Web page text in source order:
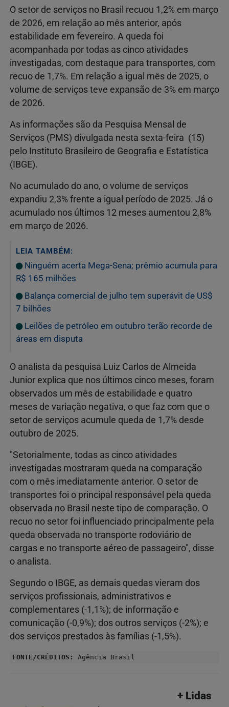
O setor de serviços no Brasil recuou 1,2% em março
de 2026, em relação ao mês anterior, após
estabilidade em fevereiro. A queda foi
acompanhada por todas as cinco atividades
investigadas, com destaque para transportes, com
recuo de 1,7%. Em relação a igual mês de 2025, o
volume de serviços teve expansão de 3% em março
de 2026.
As informações são da Pesquisa Mensal de
Serviços (PMS) divulgada nesta sexta-feira (15)
pelo Instituto Brasileiro de Geografia e Estatística
(IBGE).
No acumulado do ano, o volume de serviços
expandiu 2,3% frente a igual período de 2025. Já o
acumulado nos últimos 12 meses aumentou 2,8%
em março de 2026.
LEIA TAMBÉM:
Ninguém acerta Mega-Sena; prêmio acumula para
R$ 165 milhões
Balança comercial de julho tem superávit de US$
7 bilhões
Leilões de petróleo em outubro terão recorde de
áreas em disputa
O analista da pesquisa Luiz Carlos de Almeida
Junior explica que nos últimos cinco meses, foram
observados um mês de estabilidade e quatro
meses de variação negativa, o que faz com que o
setor de serviços acumule queda de 1,7% desde
outubro de 2025.
"Setorialmente, todas as cinco atividades
investigadas mostraram queda na comparação
com o mês imediatamente anterior. O setor de
transportes foi o principal responsável pela queda
observada no Brasil neste tipo de comparação. O
recuo no setor foi influenciado principalmente pela
queda observada no transporte rodoviário de
cargas e no transporte aéreo de passageiro", disse
o analista.
Segundo o IBGE, as demais quedas vieram dos
serviços profissionais, administrativos e
complementares (-1,1%); de informação e
comunicação (-0,9%); dos outros serviços (-2%); e
dos serviços prestados às famílias (-1,5%).
FONTE/CRÉDITOS: Agência Brasil
+ Lidas